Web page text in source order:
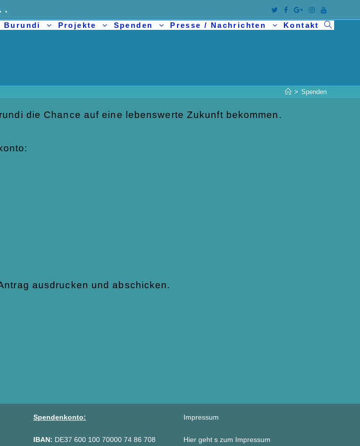
Burundi Projekte Spenden Presse / Nachrichten Kontakt
> Spenden
die Chance auf eine lebenswerte Zukunft bekommen.
ausdrucken und abschicken.
Spendenkonto:
IBAN: DE37 600 100 70000 74 86 708
Impressum
Hier geht s zum Impressum